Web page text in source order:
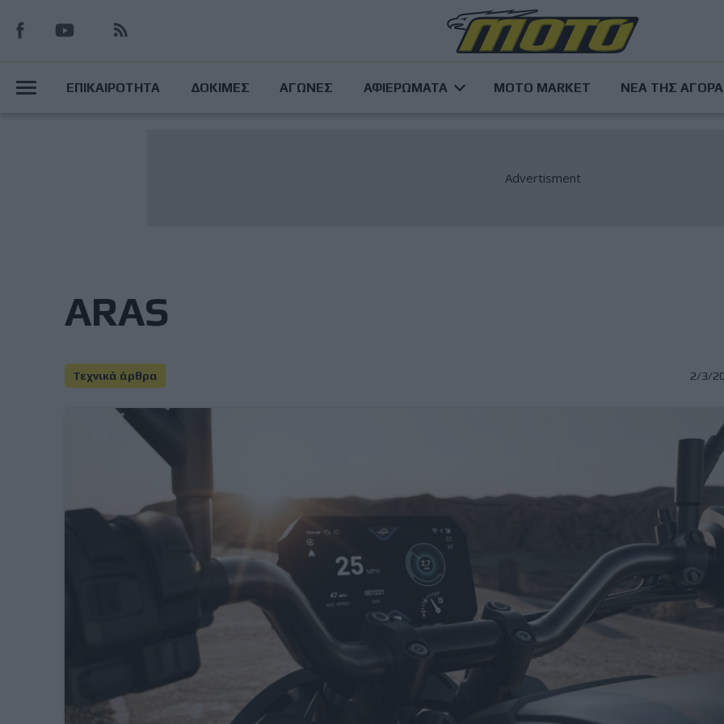
προς
κυρίως
MainΕΠΙΚΑΙΡΟΤΗΤΑ ΔΟΚΙΜΕΣ ΑΓΩΝΕΣ ΑΦΙΕΡΩΜΑΤΑ MOTO MARKET ΝΕΑ ΤΗΣ
ARAS
Τεχνικά άρθρα 2/3/